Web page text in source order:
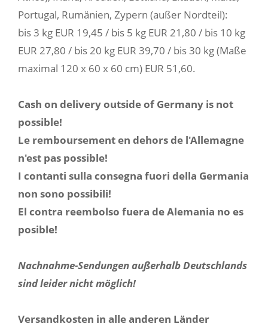
Portugal, Rumänien, Zypern (außer Nordteil):
bis 3 kg EUR 19,45 / bis 5 kg EUR 21,80 / bis 10 kg
EUR 27,80 / bis 20 kg EUR 39,70 / bis 30 kg (Maße
maximal 120 x 60 x 60 cm) EUR 51,60.
Cash on delivery outside of Germany is not
possible!
Le remboursement en dehors de l'Allemagne
n'est pas possible!
I contanti sulla consegna fuori della Germania
non sono possibili!
El contra reembolso fuera de Alemania no es
posible!
Nachnahme-Sendungen außerhalb Deutschlands
sind leider nicht möglich!
Versandkosten in alle anderen Länder